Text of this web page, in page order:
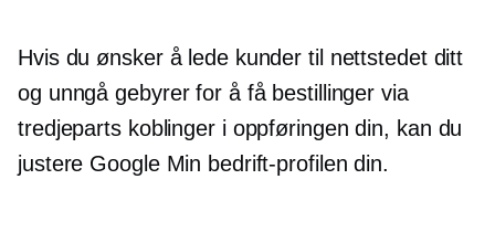
Hvis du ønsker å lede kunder til nettstedet ditt
og unngå gebyrer for å få bestillinger via
tredjepartskoblinger i oppføringen din, kan du
justere Google Min bedrift-profilen din.